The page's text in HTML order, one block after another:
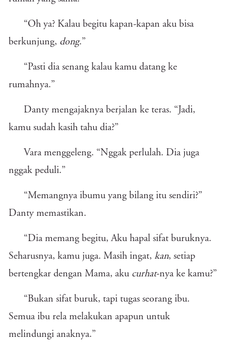
“Oh ya? Kalau begitu kapan-kapan aku bisa
berkunjung, dong.”
“Pasti dia senang kalau kamu datang ke
rumahnya.”
Danty mengajaknya berjalan ke teras. “Jadi,
kamu sudah kasih tahu dia?”
Vara menggeleng. “Nggak perlulah. Dia juga
nggak peduli.”
“Memangnya ibumu yang bilang itu sendiri?”
Danty memastikan.
“Dia memang begitu, Aku hapal sifat buruknya.
Seharusnya, kamu juga. Masih ingat, kan, setiap
bertengkar dengan Mama, aku curhat-nya ke kamu?”
“Bukan sifat buruk, tapi tugas seorang ibu.
Semua ibu rela melakukan apapun untuk
melindungi anaknya.”